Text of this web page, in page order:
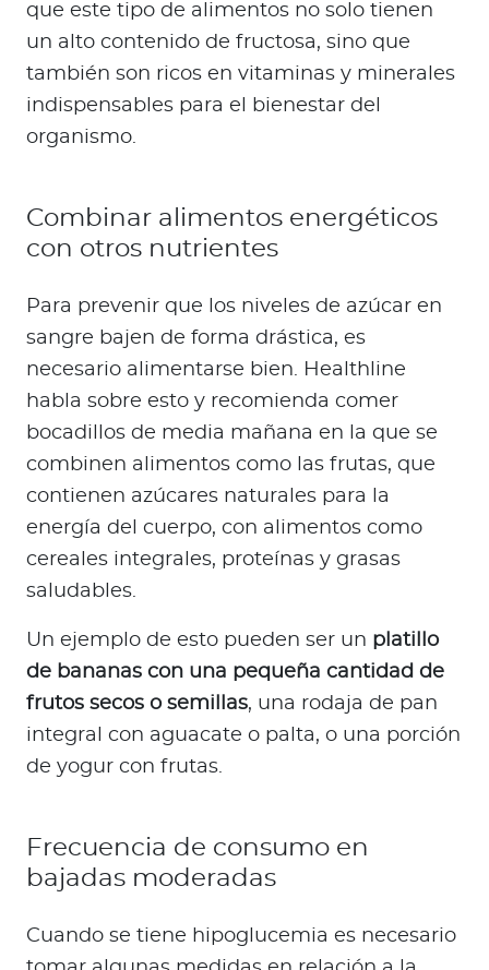
que este tipo de alimentos no solo tienen
un alto contenido de fructosa, sino que
también son ricos en vitaminas y minerales
indispensables para el bienestar del
organismo.
Combinar alimentos energéticos
con otros nutrientes
Para prevenir que los niveles de azúcar en
sangre bajen de forma drástica, es
necesario alimentarse bien. Healthline
habla sobre esto y recomienda comer
bocadillos de media mañana en la que se
combinen alimentos como las frutas, que
contienen azúcares naturales para la
energía del cuerpo, con alimentos como
cereales integrales, proteínas y grasas
saludables.
Un ejemplo de esto pueden ser un platillo
de bananas con una pequeña cantidad de
frutos secos o semillas, una rodaja de pan
integral con aguacate o palta, o una porción
de yogur con frutas.
Frecuencia de consumo en
bajadas moderadas
Cuando se tiene hipoglucemia es necesario